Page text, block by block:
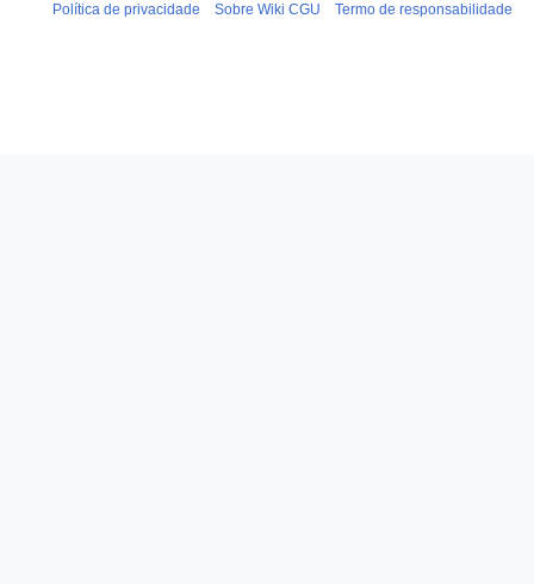
Política de privacidade Sobre Wiki CGU Termo de responsabilidade